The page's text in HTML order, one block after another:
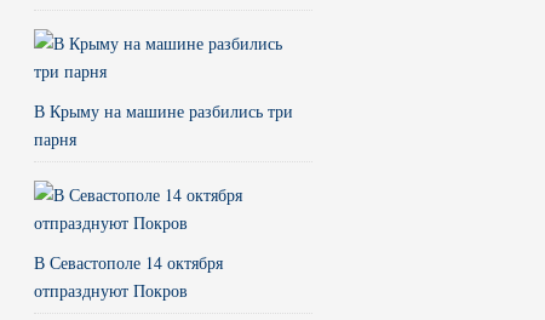
В Крыму на машине разбились три
парня
В Севастополе 14 октября
отпразднуют Покров